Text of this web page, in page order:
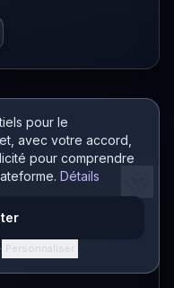
pour le
avec votre accord,
pour comprendre
Détails
· Personnaliser